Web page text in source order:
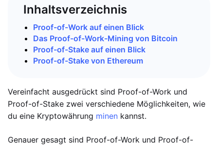
Inhaltsverzeichnis
Proof-of-Work auf einen Blick
Das Proof-of-Work-Mining von Bitcoin
Proof-of-Stake auf einen Blick
Proof-of-Stake von Ethereum
Vereinfacht ausgedrückt sind Proof-of-Work und
Proof-of-Stake zwei verschiedene Möglichkeiten, wie
du eine Kryptowährung minen kannst.
Genauer gesagt sind Proof-of-Work und Proof-of-